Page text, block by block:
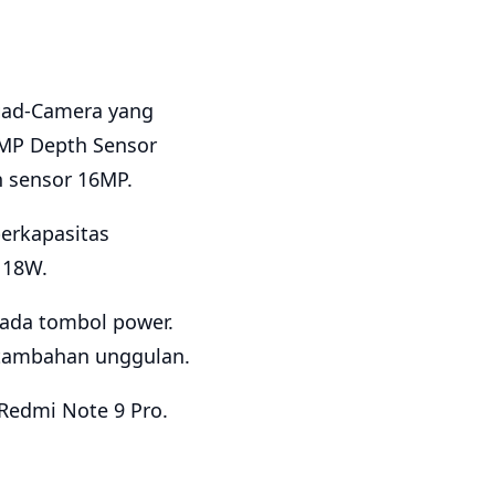
Camera yang
Depth Sensor
16MP.
tombol power.
unggulan.
Note 9 Pro.